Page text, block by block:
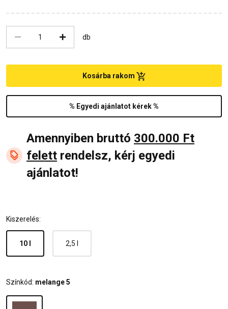
db
% Egyedi ajánlatot kérek %
Kosárba rakom
Amennyiben bruttó 300.000 Ft
felett rendelsz, kérj egyedi
ajánlatot!
Kiszerelés:
10 l 2,5 l
Színkód: melange 5